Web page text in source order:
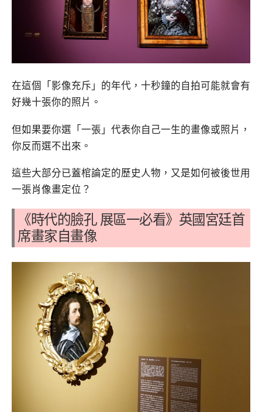
在這個「影像充斥」的年代，十秒鐘的自拍可能就會有
好幾十張你的照片。
但如果要你選「一張」代表你自己一生的畫像或照片，
你反而選不出來。
這些大部分已蓋棺論定的歷史人物，又是如何被後世用
一張肖像畫定位？
《時代的臉孔 展區一必看》英國宮廷首
席畫家自畫像